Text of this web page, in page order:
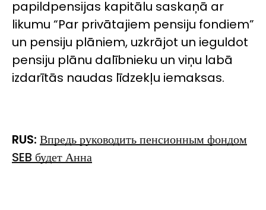
papildpensijas kapitālu saskaņā ar
likumu “Par privātajiem pensiju fondiem”
un pensiju plāniem, uzkrājot un ieguldot
pensiju plānu dalībnieku un viņu labā
izdarītās naudas līdzekļu iemaksas.
RUS: Впредь руководить пенсионным фондом
SEB будет Анна